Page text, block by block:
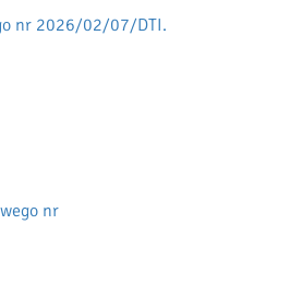
nr 2026/02/07/DTI.
nr